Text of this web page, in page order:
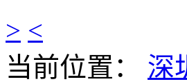
> <
当前位置： 深